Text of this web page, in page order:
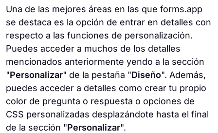
Una de las mejores áreas en las que forms.app
se destaca es la opción de entrar en detalles con
respecto a las funciones de personalización.
Puedes acceder a muchos de los detalles
mencionados anteriormente yendo a la sección
"Personalizar" de la pestaña "Diseño". Además,
puedes acceder a detalles como crear tu propio
color de pregunta o respuesta o opciones de
CSS personalizadas desplazándote hasta el final
de la sección "Personalizar".